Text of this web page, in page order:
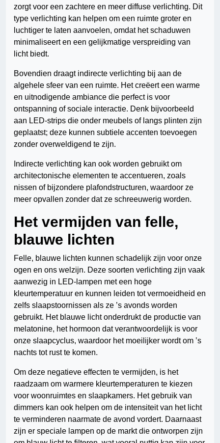
zorgt voor een zachtere en meer diffuse verlichting. Dit
type verlichting kan helpen om een ruimte groter en
luchtiger te laten aanvoelen, omdat het schaduwen
minimaliseert en een gelijkmatige verspreiding van
licht biedt.
Bovendien draagt indirecte verlichting bij aan de
algehele sfeer van een ruimte. Het creëert een warme
en uitnodigende ambiance die perfect is voor
ontspanning of sociale interactie. Denk bijvoorbeeld
aan LED-strips die onder meubels of langs plinten zijn
geplaatst; deze kunnen subtiele accenten toevoegen
zonder overweldigend te zijn.
Indirecte verlichting kan ook worden gebruikt om
architectonische elementen te accentueren, zoals
nissen of bijzondere plafondstructuren, waardoor ze
meer opvallen zonder dat ze schreeuwerig worden.
Het vermijden van felle,
blauwe lichten
Felle, blauwe lichten kunnen schadelijk zijn voor onze
ogen en ons welzijn. Deze soorten verlichting zijn vaak
aanwezig in LED-lampen met een hoge
kleurtemperatuur en kunnen leiden tot vermoeidheid en
zelfs slaapstoornissen als ze ’s avonds worden
gebruikt. Het blauwe licht onderdrukt de productie van
melatonine, het hormoon dat verantwoordelijk is voor
onze slaapcyclus, waardoor het moeilijker wordt om ’s
nachts tot rust te komen.
Om deze negatieve effecten te vermijden, is het
raadzaam om warmere kleurtemperaturen te kiezen
voor woonruimtes en slaapkamers. Het gebruik van
dimmers kan ook helpen om de intensiteit van het licht
te verminderen naarmate de avond vordert. Daarnaast
zijn er speciale lampen op de markt die ontworpen zijn